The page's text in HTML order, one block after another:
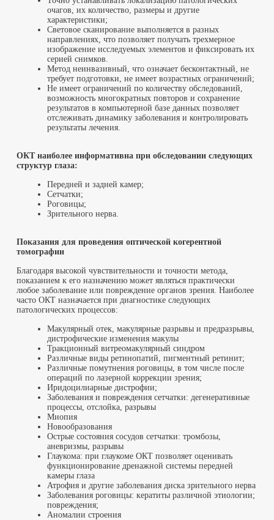
очагов, их количество, размеры и другие
характеристики;
Световое сканирование выполняется в разных
направлениях, что позволяет получать трехмерное
изображение исследуемых элементов и фиксировать их
серией снимков.
Метод неинвазивный, что означает бесконтактный, не
требует подготовки, не имеет возрастных ограничений;
Не имеет ограничений по количеству обследований,
возможность многократных повторов и сохранение
результатов в компьютерной базе данных позволяет
отслеживать динамику заболевания и контролировать
результаты лечения.
ОКТ наиболее информативна при обследовании следующих
структур глаза:
Передней и задней камер;
Сетчатки;
Роговицы;
Зрительного нерва.
Показания для проведения оптической когерентной
томографии
Благодаря высокой чувствительности и точности метода,
показанием к его назначению может являться практически
любое заболевание или повреждение органов зрения. Наиболее
часто ОКТ назначается при диагностике следующих
патологических процессов:
Макулярный отек, макулярные разрывы и предразрывы,
дистрофические изменения макулы
Тракционный витреомакулярный синдром
Различные виды ретинопатий, пигментный ретинит;
Различные помутнения роговицы, в том числе после
операций по лазерной коррекции зрения;
Иридоцилиарные дистрофии;
Заболевания и повреждения сетчатки: дегенеративные
процессы, отслойка, разрывы
Миопия
Новообразования
Острые состояния сосудов сетчатки: тромбозы,
аневризмы, разрывы
Глаукома: при глаукоме ОКТ позволяет оценивать
функционирование дренажной системы передней
камеры глаза
Атрофия и другие заболевания диска зрительного нерва
Заболевания роговицы: кератиты различной этиологии;
повреждения;
Аномалии строения